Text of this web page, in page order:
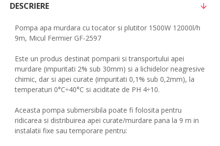
DESCRIERE
Pompa apa murdara cu tocator si plutitor 1500W 12000l/h
9m, Micul Fermier GF-2597
Este un produs destinat pomparii si transportului apei
murdare (impuritati 2% sub 30mm) si a lichidelor neagresive
chimic, dar si apei curate (impuritati 0,1% sub 0,2mm), la
temperaturi 0°C÷40°C si aciditate de PH 4÷10.
Aceasta pompa submersibila poate fi folosita pentru
ridicarea si distribuirea apei curate/murdare pana la 9 m in
instalatii fixe sau temporare pentru: